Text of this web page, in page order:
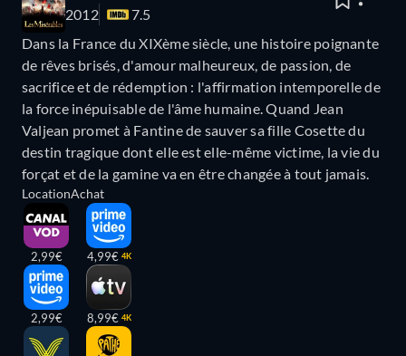
2012
7.5
Dans la France du XIXème siècle, une histoire poignante
de rêves brisés, d'amour malheureux, de passion, de
sacrifice et de rédemption : l'affirmation intemporelle de
la force inépuisable de l'âme humaine. Quand Jean
Valjean promet à Fantine de sauver sa fille Cosette du
destin tragique dont elle est elle-même victime, la vie du
forçat et de la gamine va en être changée à tout jamais.
Location
2,99€
2,99€
Achat
4,99€ 4K
8,99€ 4K